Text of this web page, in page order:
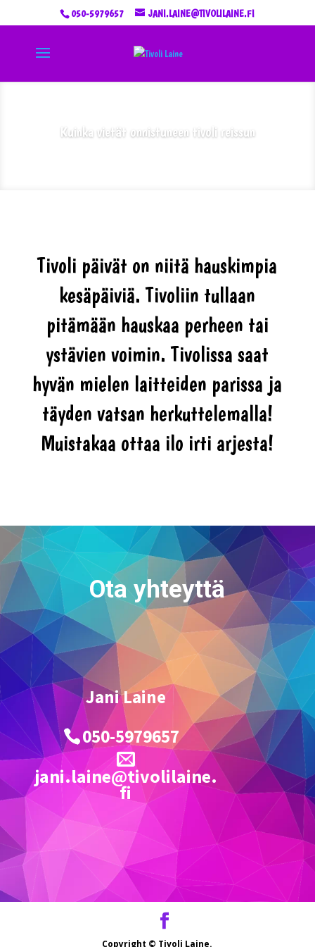
050-5979657 JANI.LAINE@TIVOLILAINE.FI
Kuinka vietät onnistuneen tivoli reissun
Tivoli päivät on niitä hauskimpia
kesäpäiviä. Tivoliin tullaan
pitämään hauskaa perheen tai
ystävien voimin. Tivolissa saat
hyvän mielen laitteiden parissa ja
täyden vatsan herkuttelemalla!
Muistakaa ottaa ilo irti arjesta!
Ota yhteyttä
Jani Laine
050-5979657
jani.laine@tivolilaine.
fi
Copyright © Tivoli Laine.